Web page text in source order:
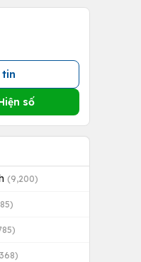
số
(9,200)